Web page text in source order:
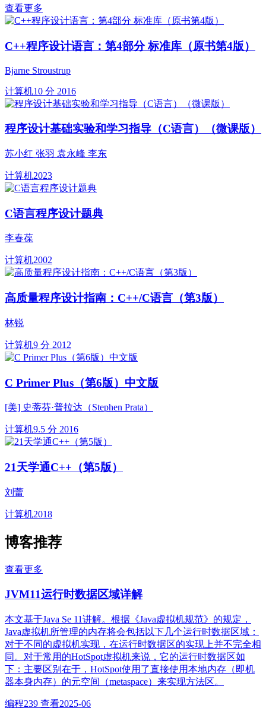
查看更多
C++程序设计语言：第4部分 标准库（原书第4版）
Bjarne Stroustrup
计算机10 分 2016
程序设计基础实验和学习指导（C语言）（微课版）
苏小红 张羽 袁永峰 李东
计算机2023
C语言程序设计题典
李春葆
计算机2002
高质量程序设计指南：C++/C语言（第3版）
林锐
计算机9 分 2012
C Primer Plus（第6版）中文版
[美] 史蒂芬·普拉达（Stephen Prata）
计算机9.5 分 2016
21天学通C++（第5版）
刘蕾
计算机2018
博客推荐
查看更多
JVM11运行时数据区域详解
本文基于Java Se 11讲解。根据《Java虚拟机规范》的规定，
Java虚拟机所管理的内存将会包括以下几个运行时数据区域：
对于不同的虚拟机实现，在运行时数据区的实现上并不完全相
同。对于常用的HotSpot虚拟机来说，它的运行时数据区如
下：主要区别在于，HotSpot使用了直接使用本地内存（即机
器本身内存）的元空间（metaspace）来实现方法区。
编程239 查看2025-06